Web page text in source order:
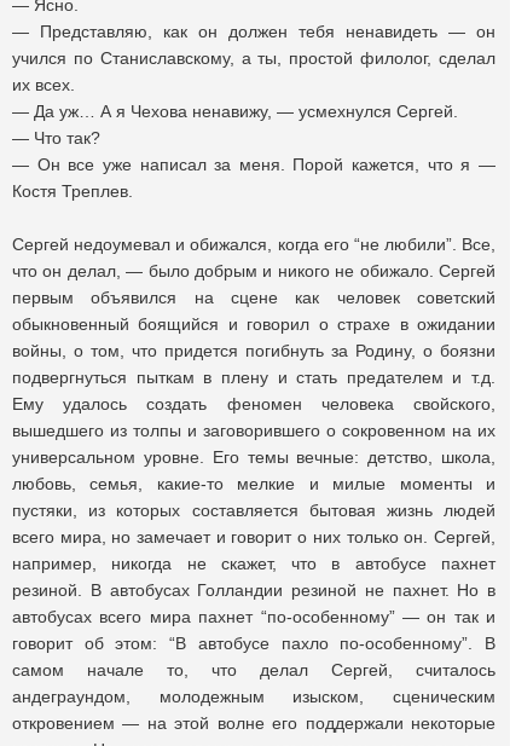
— Ясно.
— Представляю, как он должен тебя ненавидеть — он
учился по Станиславскому, а ты, простой филолог, сделал
их всех.
— Да уж… А я Чехова ненавижу, — усмехнулся Сергей.
— Что так?
— Он все уже написал за меня. Порой кажется, что я —
Костя Треплев.
Сергей недоумевал и обижался, когда его “не любили”. Все,
что он делал, — было добрым и никого не обижало. Сергей
первым объявился на сцене как человек советский
обыкновенный боящийся и говорил о страхе в ожидании
войны, о том, что придется погибнуть за Родину, о боязни
подвергнуться пыткам в плену и стать предателем и т.д.
Ему удалось создать феномен человека свойского,
вышедшего из толпы и заговорившего о сокровенном на их
универсальном уровне. Его темы вечные: детство, школа,
любовь, семья, какие-то мелкие и милые моменты и
пустяки, из которых составляется бытовая жизнь людей
всего мира, но замечает и говорит о них только он. Сергей,
например, никогда не скажет, что в автобусе пахнет
резиной. В автобусах Голландии резиной не пахнет. Но в
автобусах всего мира пахнет “по-особенному” — он так и
говорит об этом: “В автобусе пахло по-особенному”. В
самом начале то, что делал Сергей, считалось
андеграундом, молодежным изыском, сценическим
откровением — на этой волне его поддержали некоторые